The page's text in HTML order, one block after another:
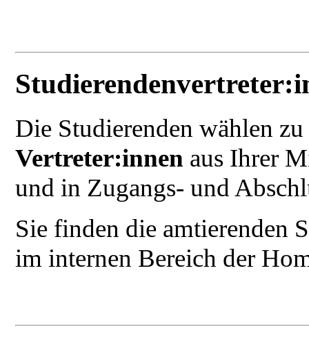
Die Studierenden wählen
Vertreter:innen aus Ihrer
und in Zugangs- und
Sie finden die amtierenden
im internen Bereich der